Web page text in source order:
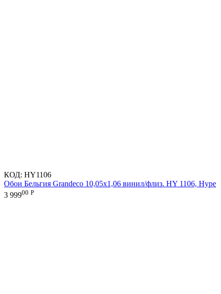
КОД: HY1106
Обои Бельгия Grandeco 10,05х1,06 винил/флиз. HY 1106, Hype
3 99900 Р